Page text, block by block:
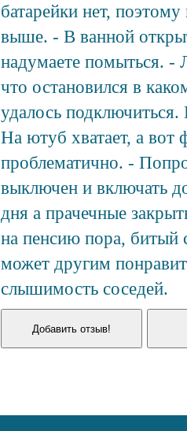
батарейки нет,
выше. - В ванной
надумаете помыться. -
что остановился в
удалось
На ютуб хватает, а вот
проблематично. -
выключен и включать
дня а прачечные
на пенсию пора, битый
может другим
слышимость соседей.